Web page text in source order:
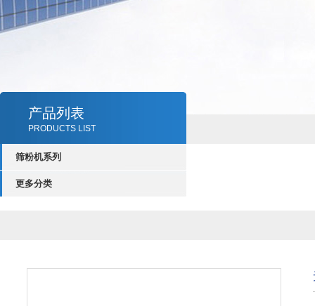
产品列表
PRODUCTS LIST
筛粉机系列
更多分类